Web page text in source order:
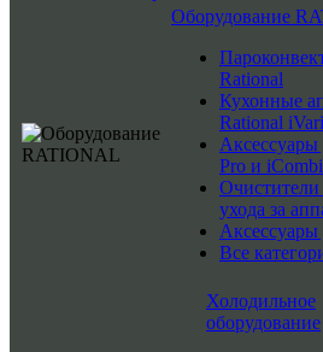
Оборудование
Rational
Кухонные
Rational
Аксессуары
Pro и
Очистители
ухода за
Все
Холодильное
оборудование